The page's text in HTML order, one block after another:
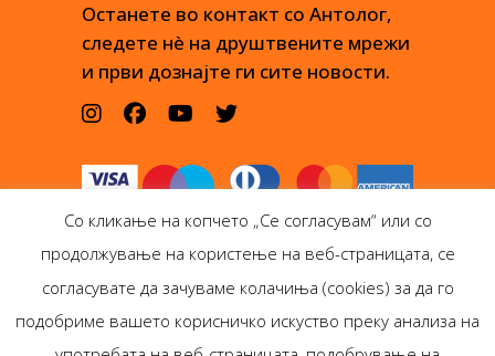
Останете во контакт со Антолог,
следете нè на друштвените мрежи
и први дознајте ги сите новости.
Антолог Боокс дооел
Со кликање на копчето „Се согласувам“ или со
продолжување на користење на веб-страницата, се
согласувате да зачуваме колачиња (cookies) за да го
подобриме вашето корисничко искуство преку анализа на